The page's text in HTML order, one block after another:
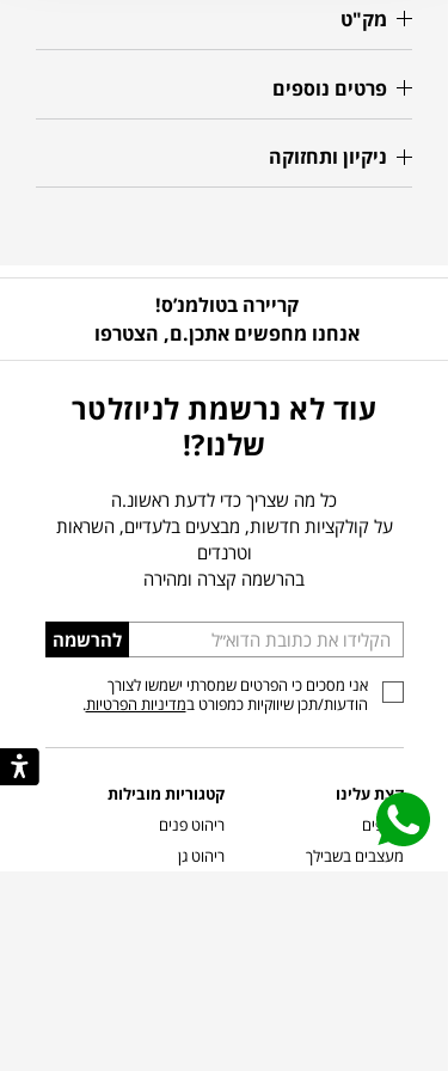
מק"ט
פרטים נוספים
ניקיון ותחזוקה
קריירה בטולמנ’ס!
אנחנו מחפשים אתכן.ם, הצטרפו
עוד לא נרשמת לניוזלטר
שלנו?!
כל מה שצריך כדי לדעת ראשונ.ה
על קולקציות חדשות, מבצעים בלעדיים, השראות
וטרנדים
בהרשמה קצרה ומהירה
הכניסו
כתובת
דוא”ל
להרשמה
אני מסכים כי הפרטים שמסרתי ישמשו לצורך
הודעות/תכן שיווקיות כמפורט במדיניות הפרטיות.
קצת עלינו
סניפים
מעצבים בשבילך
קטגוריות מובילות
ריהוט פנים
ריהוט גן